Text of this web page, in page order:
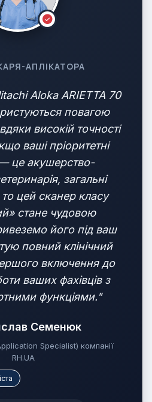
АПЛІКАТОРА
Aloka ARIETTA 70
повагою
високій точності
ваші пріоритетні
це акушерство-
загальні
цей сканер класу
стане чудовою
його під ваш
повний клінічний
включення до
ваших фахівців з
функціями."
Семенюк
Specialist) компанії
RH.UA